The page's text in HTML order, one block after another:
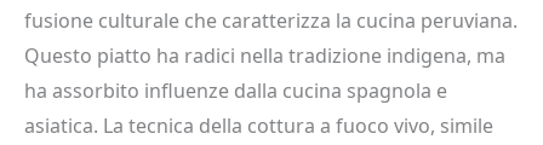
fusione culturale che caratterizza la cucina peruviana.
Questo piatto ha radici nella tradizione indigena, ma
ha assorbito influenze dalla cucina spagnola e
asiatica. La tecnica della cottura a fuoco vivo, simile